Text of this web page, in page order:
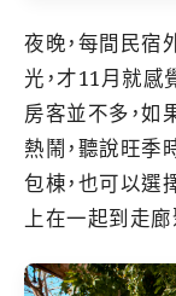
夜晚，每間民宿
光，才11月就感
房客並不多，如
熱鬧，聽說旺季
包棟，也可以選
上在一起到走